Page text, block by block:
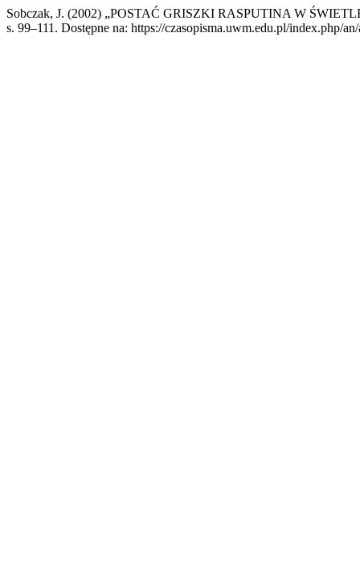
Sobczak, J. (2002) „POSTAĆ GRISZKI RASPUTINA W
s. 99–111. Dostępne na: https://czasopisma.uwm.edu.pl/index.php/